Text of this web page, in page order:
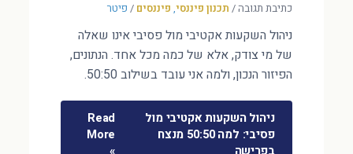
כתיבת תגובה/ תכנון פיננסי, פיננסים / פיטר
ניהול השקעות אקטיבי מול פסיבי אינו שאלה
של מי צודק, אלא של כמה מכל אחד. הנתונים,
הפיזור הנכון, ולמה אני עובד בשילוב 50:50.
ניהול השקעות אקטיבי מול
פסיבי: למה 50:50 מנצח
Read
More